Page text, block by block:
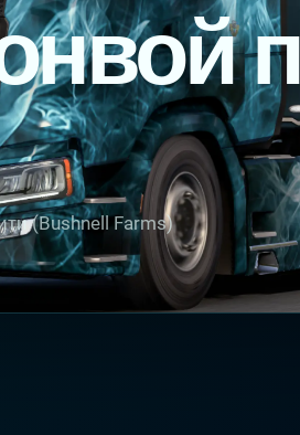
(Bushnell Farms)